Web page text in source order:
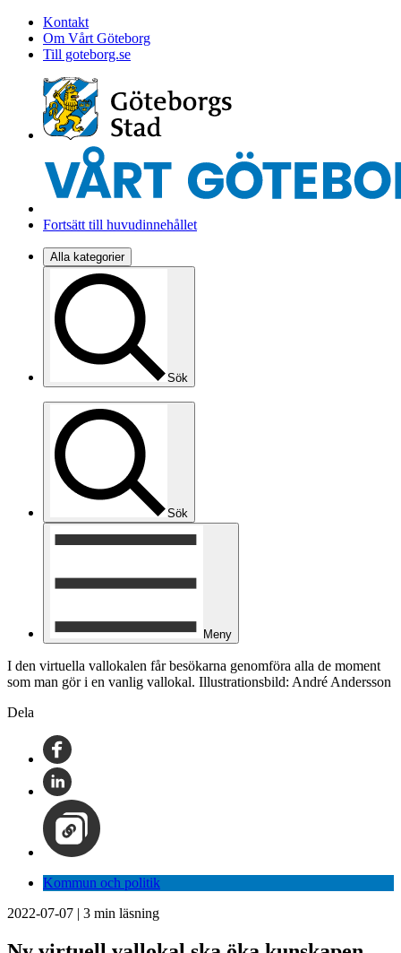
Kontakt
Om Vårt Göteborg
Till goteborg.se
Fortsätt till huvudinnehållet
Alla kategorier
Sök
Sök
Meny
I den virtuella vallokalen får besökarna genomföra alla de moment
som man gör i en vanlig vallokal. Illustrationsbild: André Andersson
Dela
Kommun och politik
2022-07-07 | 3 min läsning